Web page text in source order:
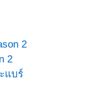
2
2
แบร์